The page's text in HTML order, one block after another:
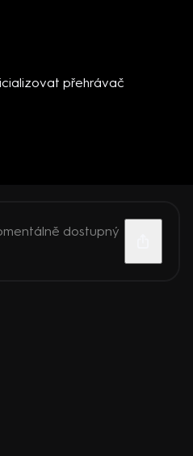
přehrávač
dostupný